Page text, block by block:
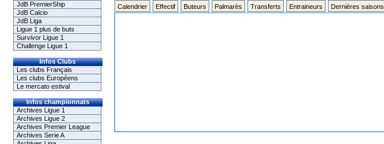
JdB PremierShip
JdB Calcio
JdB Liga
Ligue 1 plus de buts
Survivor Ligue 1
Challenge Ligue 1
Infos Clubs
Les clubs Français
Les clubs Européens
Le mercato estival
Infos championnats
Archives Ligue 1
Archives Ligue 2
Archives Premier League
Archives Serie A
Calendrier Effectif Buteurs Palmarès Transferts Entraineurs Dernières saisons